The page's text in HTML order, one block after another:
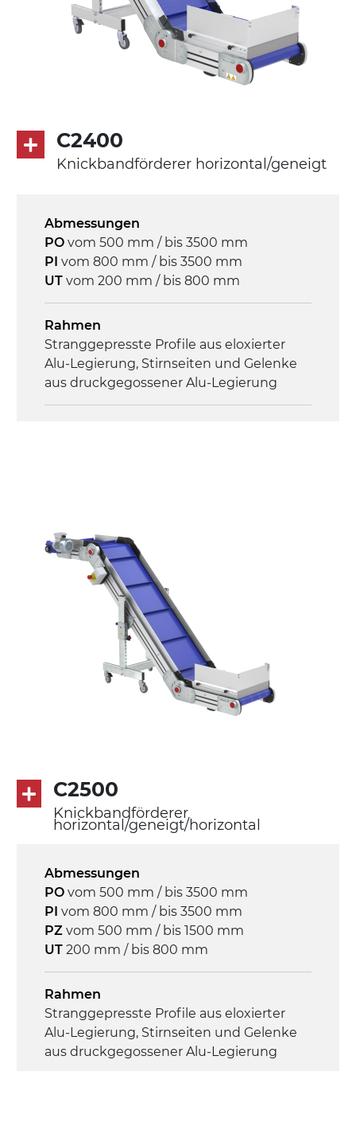
Förderfläche
mit Gliedern aus PP Oberfläche blau
Antrieb
direkt, Zug (linke Seite),
Untersetzungsgetriebe mit Kupplung, 3-
3Ph
Geschwindigkeit
4,6 m/Minute
Steuerung
On/Off, E-Stopp, Motor-
Überlastungsschutz
C2400
Knickbandförderer horizontal/geneigt
Abmessungen
PO vom 500 mm / bis 3500 mm
PI vom 800 mm / bis 3500 mm
UT vom 200 mm / bis 800 mm
Rahmen
Stranggepresste Profile aus eloxierter
Alu-Legierung, Stirnseiten und Gelenke
aus druckgegossener Alu-Legierung
ausziehbare Elemente mit Scharnieren
aus druckgegossener Alu-Legierung,
Beine aus verzinktem Metallrohr,
Schwenkräder mit/ohne Bremse (2+2)
Förderfläche
mit Gliedern aus PP Oberfläche blau
Rippen aus PP
Mehrfachspannung 230/400Vac-50Hz-
3Ph
4,6 m/Minute
Steuerung
On/Off, E-Stopp, Motor-
Überlastungsschutz
C2500
Knickbandförderer
horizontal/geneigt/horizontal
Abmessungen
PO vom 500 mm / bis 3500 mm
PI vom 800 mm / bis 3500 mm
PZ vom 500 mm / bis 1500 mm
UT 200 mm / bis 800 mm
Rahmen
Stranggepresste Profile aus eloxierter
Alu-Legierung, Stirnseiten und Gelenke
aus druckgegossener Alu-Legierung